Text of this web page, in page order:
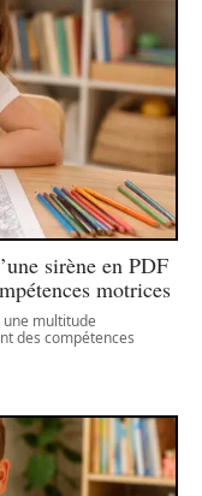
sirène en PDF
motrices
multitude
des compétences